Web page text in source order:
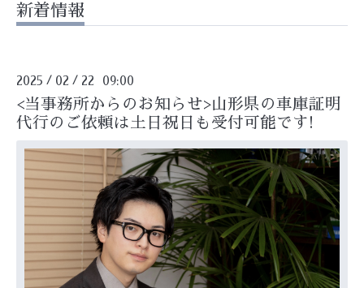
新着情報
2025 / 02 / 22 09:00
<当事務所からのお知らせ>山形県の車庫証明
代行のご依頼は土日祝日も受付可能です!